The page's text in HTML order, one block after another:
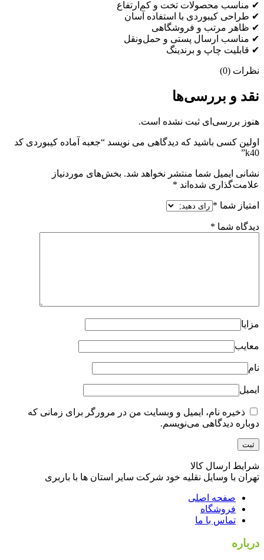
✔ مناسب محصولات تخت و کم‌ارتفاع
✔ طراحی کیبوردی با استفاده آسان
✔ ظاهر مرتب و فروشگاهی
✔ مناسب ارسال پستی و حمل‌ونقل
✔ قابلیت چاپ و برندینگ
نظرات (0)
نقد و بررسی‌ها
هنوز بررسی‌ای ثبت نشده است.
اولین کسی باشید که دیدگاهی می نویسد “جعبه آماده کیبوردی کد
k40”
نشانی ایمیل شما منتشر نخواهد شد. بخش‌های موردنیاز
علامت‌گذاری شده‌اند *
امتیاز شما *
دیدگاه شما *
مزایا
معایب
نام
ایمیل
ذخیره نام، ایمیل و وبسایت من در مرورگر برای زمانی که
دوباره دیدگاهی می‌نویسم.
شرایط ارسال کالا
تهران با وسایل نقلیه خود شرکت سایر استان ها با باربری
صفحه اصلی
فروشگاه
تماس با ما
درباره